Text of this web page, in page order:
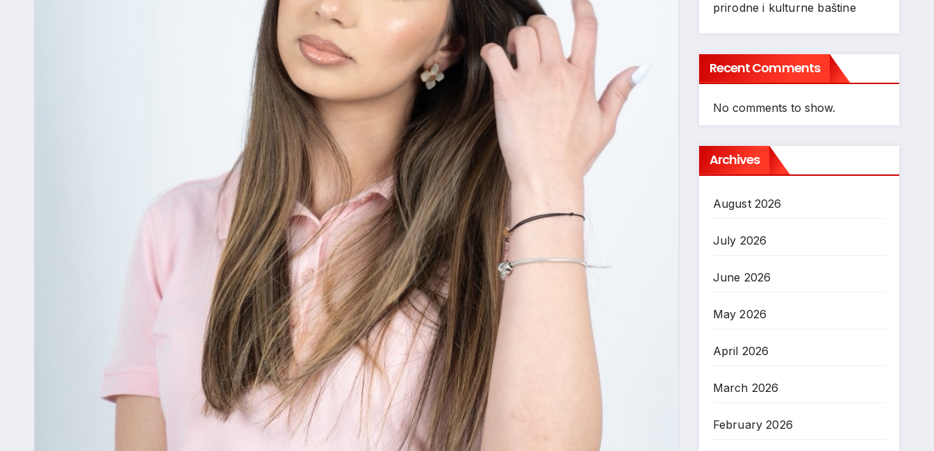
prirodne i kulturne baštine
Recent Comments
No comments to show.
Archives
August 2026
July 2026
June 2026
May 2026
April 2026
March 2026
February 2026